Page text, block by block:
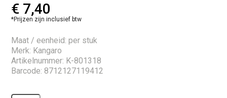
€ 7,40
*Prijzen zijn inclusief btw
Maat / eenheid: per stuk
Merk: Kangaro
Artikelnummer: K-801318
Barcode: 8712127119412